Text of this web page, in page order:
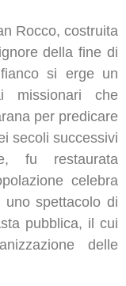
Rocco, costruita
della fine di
si erge un
missionari che
per predicare
secoli successivi
fu restaurata
celebra
spettacolo di
pubblica, il cui
delle